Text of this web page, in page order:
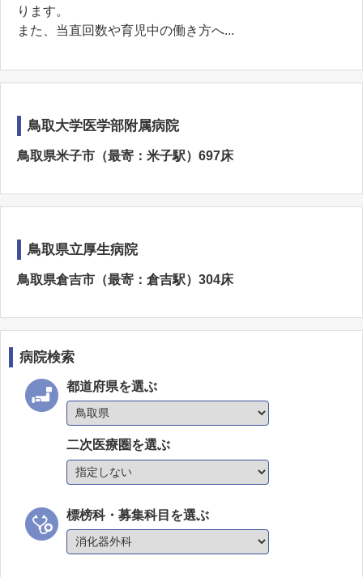
ります。
また、当直回数や育児中の働き方へ...
鳥取大学医学部附属病院
鳥取県米子市（最寄：米子駅）697床
鳥取県立厚生病院
鳥取県倉吉市（最寄：倉吉駅）304床
病院検索
都道府県を選ぶ
二次医療圏を選ぶ
標榜科・募集科目を選ぶ